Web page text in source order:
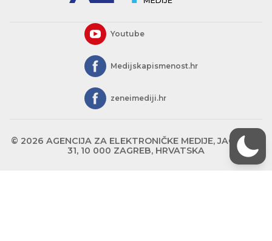
Youtube
Medijskapismenost.hr
zeneimediji.hr
© 2026 AGENCIJA ZA ELEKTRONIČKE MEDIJE, JAGIĆEVA
31, 10 000 ZAGREB, HRVATSKA